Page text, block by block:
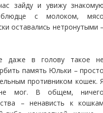
зайду и увижу
блюдце с молоком,
оставались нетронутыми
даже в голову такое
память Юльки –
противником кошек.
мог. В общем,
– ненависть к